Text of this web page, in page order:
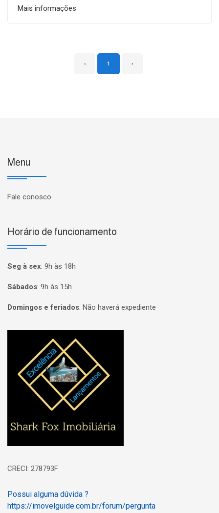
Mais informações
‹ 1 ›
Menu
Fale conosco
Horário de funcionamento
Seg à sex: 9h às 18h
Sábados: 9h às 15h
Domingos e feriados: Não haverá expediente
Página inicial
CRECI: 278793F
Possui alguma dúvida ?
https://imovelguide.com.br/forum/pergunta